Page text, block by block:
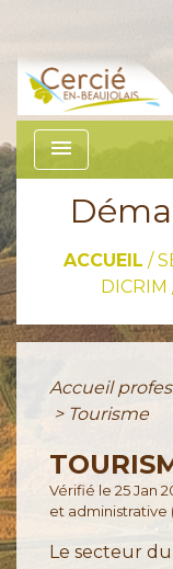
menu
ACCUEIL /
DICRIM
Accueil
> Tourisme
Vérifié le 25 Jan
et administrative
Le secteur